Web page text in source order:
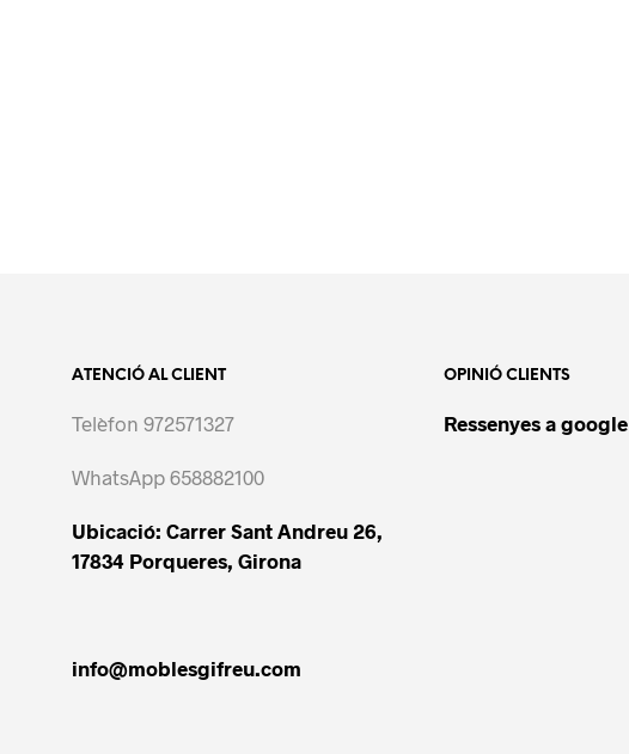
ATENCIÓ AL CLIENT
Telèfon 972571327
WhatsApp 658882100
Ubicació: Carrer Sant Andreu 26,
17834 Porqueres, Girona
info@moblesgifreu.com
OPINIÓ CLIENTS
Ressenyes a google